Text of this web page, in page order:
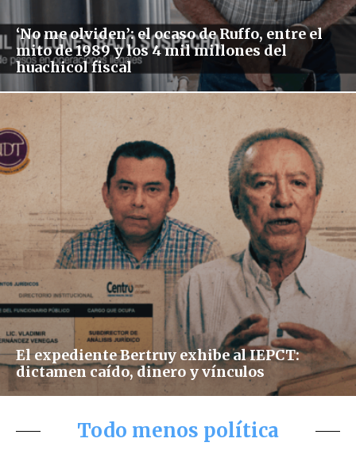
‘No me olviden’: el ocaso de Ruffo, entre el
mito de 1989 y los 4 mil millones del
huachicol fiscal
El expediente Bertruy exhibe al IEPCT:
dictamen caído, dinero y vínculos
Todo menos política